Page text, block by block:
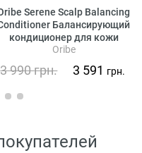
Serene Scalp Balancing
Балансирующий
кондиционер для кожи
головы «Истинная
Oribe
3 990грн. 3 591 грн.